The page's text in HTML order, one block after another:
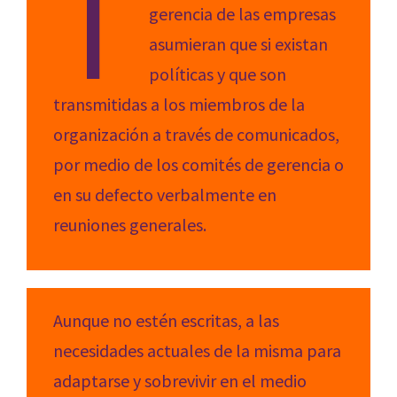
gerencia de las empresas
asumieran que si existan
políticas y que son
transmitidas a los miembros de la
organización a través de comunicados,
por medio de los comités de gerencia o
en su defecto verbalmente en
reuniones generales.
Aunque no estén escritas, a las
necesidades actuales de la misma para
adaptarse y sobrevivir en el medio